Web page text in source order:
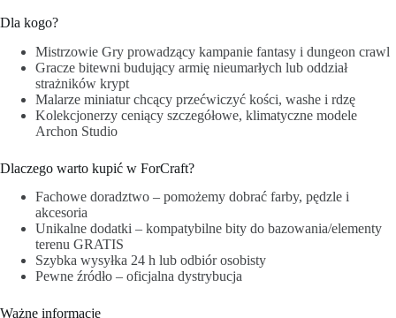
Dla kogo?
Mistrzowie Gry prowadzący kampanie fantasy i dungeon crawl
Gracze bitewni budujący armię nieumarłych lub oddział
strażników krypt
Malarze miniatur chcący przećwiczyć kości, washe i rdzę
Kolekcjonerzy ceniący szczegółowe, klimatyczne modele
Archon Studio
Dlaczego warto kupić w ForCraft?
Fachowe doradztwo – pomożemy dobrać farby, pędzle i
akcesoria
Unikalne dodatki – kompatybilne bity do bazowania/elementy
terenu GRATIS
Szybka wysyłka 24 h lub odbiór osobisty
Pewne źródło – oficjalna dystrybucja
Ważne informacje